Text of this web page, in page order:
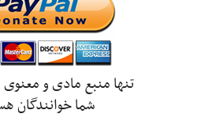
تنها منبع مادی و
شما خوانندگان